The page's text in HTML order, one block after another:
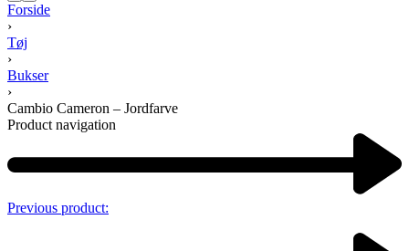
Forside
›
Tøj
›
Bukser
›
Cambio Cameron – Jordfarve
Product navigation
Previous product: